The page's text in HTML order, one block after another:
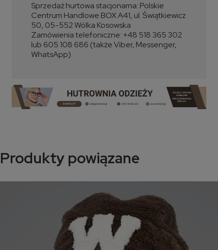
Sprzedaż hurtowa stacjonarna: Polskie
Centrum Handlowe BOX A41, ul. Świątkiewicz
50, 05-552 Wólka Kosowska
Zamówienia telefoniczne: +48 518 365 302
lub 605 108 686 (także Viber, Messenger,
WhatsApp)
Produkty powiązane